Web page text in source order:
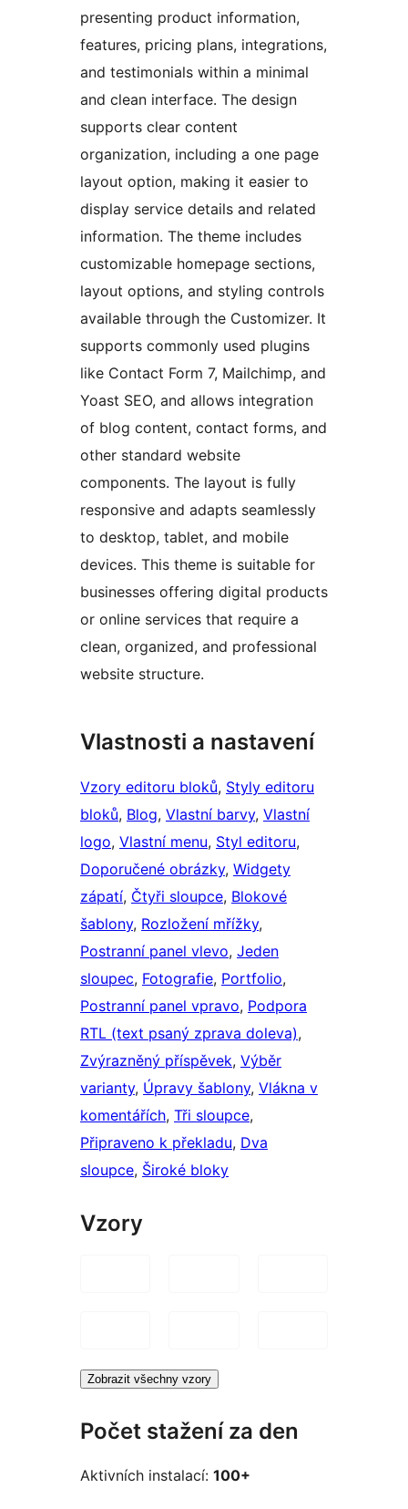
presenting product information,
features, pricing plans, integrations,
and testimonials within a minimal
and clean interface. The design
supports clear content
organization, including a one page
layout option, making it easier to
display service details and related
information. The theme includes
customizable homepage sections,
layout options, and styling controls
available through the Customizer. It
supports commonly used plugins
like Contact Form 7, Mailchimp, and
Yoast SEO, and allows integration
of blog content, contact forms, and
other standard website
components. The layout is fully
responsive and adapts seamlessly
to desktop, tablet, and mobile
devices. This theme is suitable for
businesses offering digital products
or online services that require a
clean, organized, and professional
website structure.
Vlastnosti a nastavení
Vzory editoru bloků, Styly editoru
bloků, Blog, Vlastní barvy, Vlastní
logo, Vlastní menu, Styl editoru
Doporučené obrázky, Widgety
zápatí, Čtyři sloupce, Blokové
šablony, Rozložení mřížky
Postranní panel vlevo, Jeden
sloupec, Fotografie, Portfolio
Postranní panel vpravo, Podpora
RTL (text psaný zprava doleva)
Zvýrazněný příspěvek, Výběr
varianty, Úpravy šablony, Vlákna v
komentářích, Tři sloupce
Připraveno k překladu, Dva
sloupce, Široké bloky
Vzory
Zobrazit všechny vzory
Počet stažení za den
Aktivních instalací: 100+